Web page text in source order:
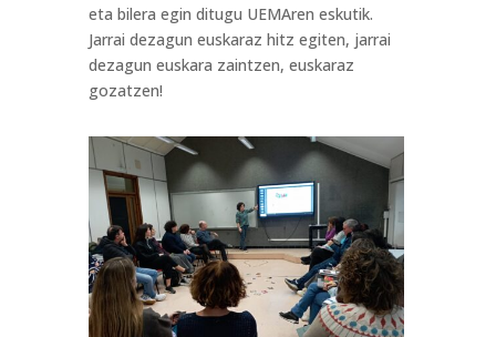
eta bilera egin ditugu UEMAren eskutik.
Jarrai dezagun euskaraz hitz egiten, jarrai
dezagun euskara zaintzen, euskaraz
gozatzen!